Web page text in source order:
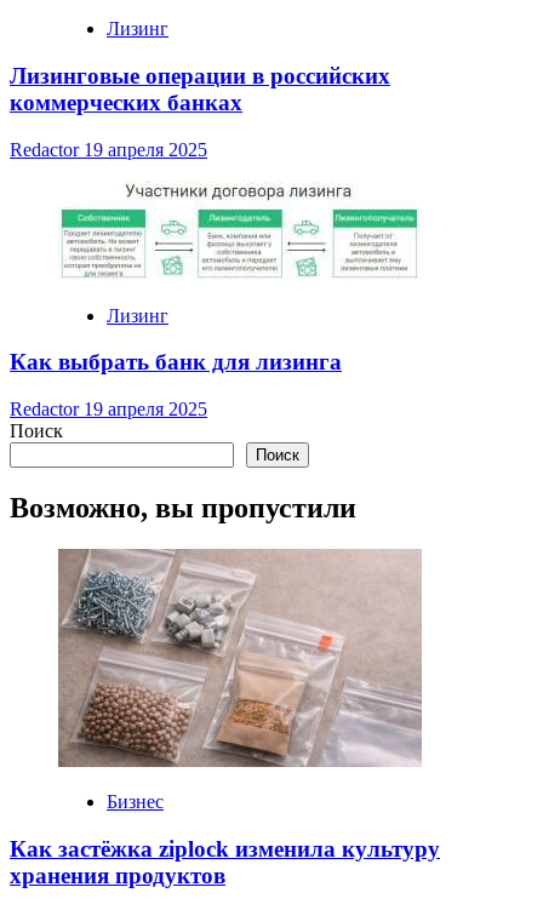
Лизинг
Лизинговые операции в российских
коммерческих банках
Redactor 19 апреля 2025
Лизинг
Как выбрать банк для лизинга
Redactor 19 апреля 2025
Поиск
Поиск
Возможно, вы пропустили
Бизнес
Как застёжка ziplock изменила культуру
хранения продуктов